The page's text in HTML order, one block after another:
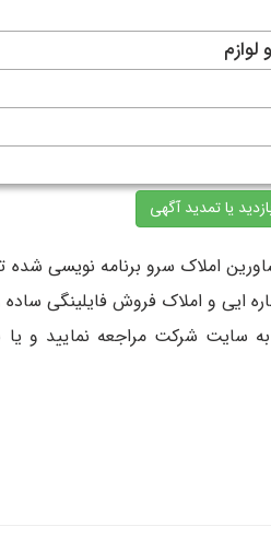
یا تمدید آگهی
مشاورین املاک سرو برنامه نویسی
ایی و املاک فروش فایلینگی ساده و
سایت شرکت مراجعه نمایید و یا